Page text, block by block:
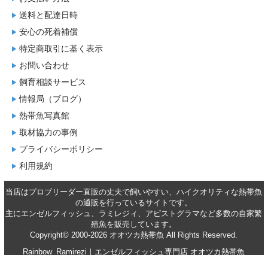
送料と配達日時
安心の死着補償
特定商取引に基く表示
お問い合わせ
飼育相談サービス
情報局（ブログ）
熱帯魚写真館
取材協力の事例
プライバシーポリシー
利用規約
当店はプロブリーダー直販の丈夫で飼いやすい、ハイクオリティな熱帯魚
の通販 を行っているサイトです。
主にエンゼルフィッシュ 、 ラミレジィ 、 アピストグラマなど多数の自家繁
殖魚を販売 しています。
Copyright© 2000-2026 オオツカ熱帯魚 All Rights Reserved.
Rainbow_Ramirezi｜エンゼルフィッシュ専門店 オオツカ熱帯魚